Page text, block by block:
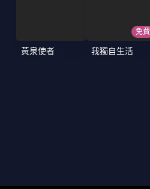
黃泉使者
免費
我獨自生活